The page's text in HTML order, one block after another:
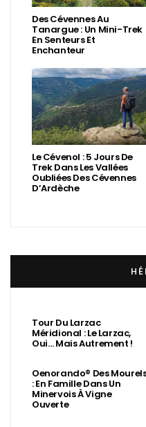
Des Cévennes Au
Tanargue : Un Mini-Trek
En Senteurs Et
Enchanteur
Le Cévenol : 5 Jours De
Trek Dans Les Vallées
Oubliées Des Cévennes
D’Ardèche
Tour Du Larzac
Méridional : Le Larzac,
Oui… Mais Autrement !
Oenorando® Des
: En Famille Dans Un
Minervois À Vigne
Ouverte